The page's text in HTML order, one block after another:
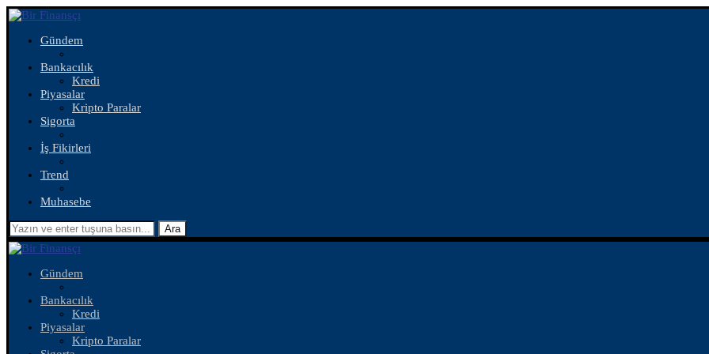
Gündem
Bankacılık
Kredi
Piyasalar
Kripto Paralar
Sigorta
İş Fikirleri
Trend
Muhasebe
Ara
Gündem
Bankacılık
Kredi
Piyasalar
Kripto Paralar